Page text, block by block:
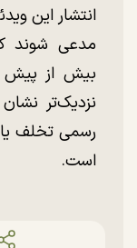
انتشار این
مدعی شوند
بیش از پیش
نزدیک‌تر
رسمی تخلف یا
است.